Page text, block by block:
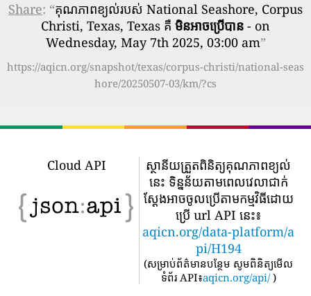
Share: “គុណភាពខ្យល់របស់ National Seashore, Corpus
Christi, Texas, Texas គឺ មិនអាចប្រើបាន - on
Wednesday, May 7th 2025, 03:00 am”
https://aqicn.org/snapshot/texas/corpus-christi/national-seas
hore/20250507-03/km/?cs
Cloud API
ស្ថានីយត្រួតពិនិត្យគុណភាពខ្យល់
នេះ ទិន្នន័យតាមពេលវេលាជាក់
ស្តែងអាចចូលប្រើតាមកម្មវិធីដោយ
ប្រើ url API នេះ៖
aqicn.org/data-platform/a
pi/H194
(សម្រាប់ព័ត៌មានបន្ថែម សូមពិនិត្យមើល
ទំព័រ API៖aqicn.org/api/ )